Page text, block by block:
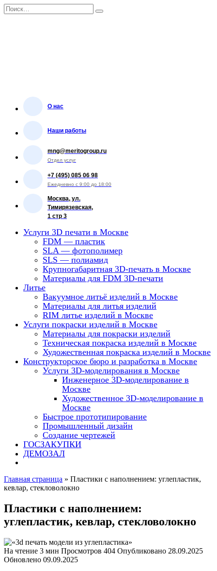
Перейти
к
Search
for:
О нас
Наши работы
mng@meritogroup.ru
Отдел услуг
+7 (495) 085 06 98
Ежедневно с 9:00 до 18:00
Москва, ул.
Тимирязевская,
1 стр 3
Услуги 3D печати в Москве
FDM — пластик
SLA — фотополимер
SLS — полиамид
Крупногабаритная 3D-печать в Москве
Материалы для FDM 3D-печати
Литье
Вакуумное литьё изделий в Москве
Материалы для литья изделий
RIM литье изделий в Москве
Услуги покраски изделий в Москве
Материалы для покраски изделий
Техническая покраска изделий в Москве
Художественная покраска изделий в Москве
Конструкторское бюро и разработка в Москве
Услуги 3D-моделирования в Москве
Инженерное 3D-моделирование в
Москве
Художественное 3D-моделирование в
Москве
Быстрое прототипирование
Промышленный дизайн
Создание чертежей
ГОСЗАКУПКИ
ДЕМОЗАЛ
Главная страница » Пластики с наполнением: углепластик,
кевлар, стекловолокно
Пластики с наполнением:
углепластик, кевлар, стекловолокно
На чтение 3 мин Просмотров 404 Опубликовано 28.09.2025
Обновлено 09.09.2025